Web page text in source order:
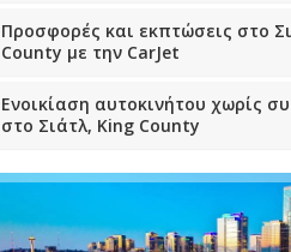
Προσφορές και εκπτώσεις στο
County με την CarJet
Ενοικίαση αυτοκινήτου χωρίς
στο Σιάτλ, King County